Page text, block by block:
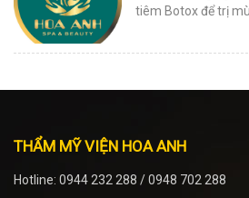
tiêm Botox để trị mùi
THẨM MỸ VIỆN HOA ANH
Hotline: 0944 232 288 / 0948 702 288